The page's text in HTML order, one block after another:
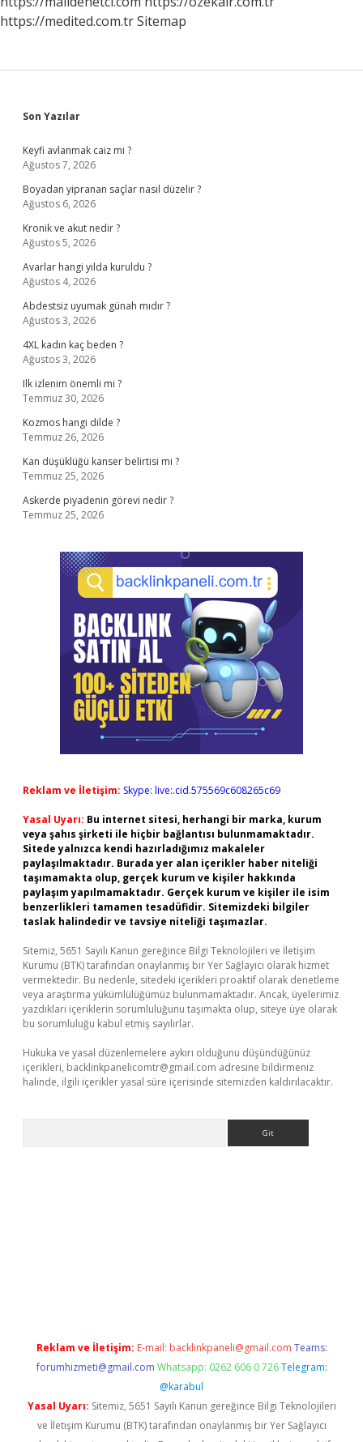
https://medited.com.trSitemap
Sidebar
Son Yazılar
Keyfi avlanmak caiz mi ?
Ağustos 7, 2026
Boyadan yipranan saçlar nasıl düzelir ?
Ağustos 6, 2026
Kronik ve akut nedir ?
Ağustos 5, 2026
Avarlar hangi yılda kuruldu ?
Ağustos 4, 2026
Abdestsiz uyumak günah mıdır ?
Ağustos 3, 2026
4XL kadın kaç beden ?
Ağustos 3, 2026
Ilk izlenim önemli mi ?
Temmuz 30, 2026
Kozmos hangi dilde ?
Temmuz 26, 2026
Kan düşüklüğü kanser belirtisi mi ?
Temmuz 25, 2026
Askerde piyadenin görevi nedir ?
Temmuz 25, 2026
Reklam ve İletişim: Skype: live:.cid.575569c608265c69
Yasal Uyarı: Bu internet sitesi, herhangi bir marka, kurum
veya şahıs şirketi ile hiçbir bağlantısı bulunmamaktadır.
Sitede yalnızca kendi hazırladığımız makaleler
paylaşılmaktadır. Burada yer alan içerikler haber niteliği
taşımamakta olup, gerçek kurum ve kişiler hakkında
paylaşım yapılmamaktadır. Gerçek kurum ve kişiler ile isim
benzerlikleri tamamen tesadüfidir. Sitemizdeki bilgiler
taslak halindedir ve tavsiye niteliği taşımazlar.
Sitemiz, 5651 Sayılı Kanun gereğince Bilgi Teknolojileri ve İletişim
Kurumu (BTK) tarafından onaylanmış bir Yer Sağlayıcı olarak hizmet
vermektedir. Bu nedenle, sitedeki içerikleri proaktif olarak denetleme
veya araştırma yükümlülüğümüz bulunmamaktadır. Ancak, üyelerimiz
yazdıkları içeriklerin sorumluluğunu taşımakta olup, siteye üye olarak
bu sorumluluğu kabul etmiş sayılırlar.
Hukuka ve yasal düzenlemelere aykırı olduğunu düşündüğünüz
içerikleri, backlinkpanelicomtr@gmail.com adresine bildirmeniz
halinde, ilgili içerikler yasal süre içerisinde sitemizden kaldırılacaktır.
Reklam ve İletişim: E-mail: backlinkpaneli@gmail.com Teams:
forumhizmeti@gmail.com Whatsapp: 0262 606 0 726 Telegram:
@karabul
Yasal Uyarı: Sitemiz, 5651 Sayılı Kanun gereğince Bilgi Teknolojileri
ve İletişim Kurumu (BTK) tarafından onaylanmış bir Yer Sağlayıcı